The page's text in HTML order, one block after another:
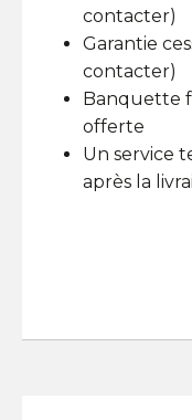
contacter)
Garantie
contacter)
Banquette
offerte
Un service
après la